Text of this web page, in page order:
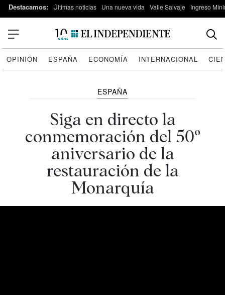
Destacamos: Últimas noticias Una nueva vida Valle Salvaje Ingreso
OPINIÓN ESPAÑA ECONOMÍA INTERNACIONAL
ESPAÑA
Siga en directo la
conmemoración del 50º
aniversario de la
restauración de la
Monarquía